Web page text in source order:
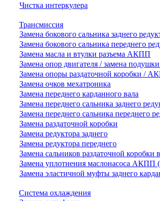
Чистка интеркулера
Трансмиссия
Замена бокового сальника заднего
Замена бокового сальника переднего
Замена масла и втулки разъема АКПП
Замена опор двигателя / замена подушки
Замена опоры раздаточной коробки /
Замена очков мехатроника
Замена переднего карданного вала
Замена переднего сальника заднего
Замена переднего сальника переднего
Замена раздаточной коробки
Замена редуктора заднего
Замена редуктора переднего
Замена сальников раздаточной коробки
Замена уплотнения маслонасоса
Замена эластичной муфты заднего
Система охлаждения